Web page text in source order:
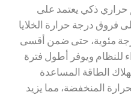
تحكم حراري ذكي يعتمد على
فروق درجة حرارة الخلايا
أقل أو يساوي 2.5 درجة مئوية، حتى ضمن أقسى
ويوفر أطول فترة
الطاقة المساعدة
الحرارة المنخفضة، مما يزيد